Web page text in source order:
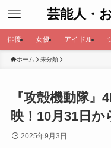
芸能人・
俳優 女優 アイドル
ホーム 未分類
『攻殻機動隊
映！10月31日か
2025年9月3日